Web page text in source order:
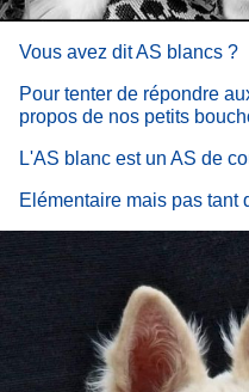
Vous avez dit AS blancs ?
Pour tenter de répondre
propos de nos petits
L'AS blanc est un AS de
Elémentaire mais pas tant